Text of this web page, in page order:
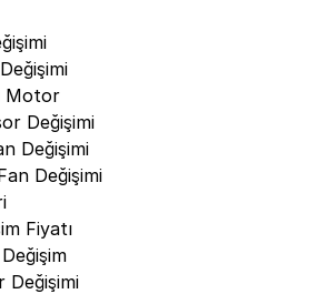
Motor
Değişimi
Değişimi
Değişimi
Fiyatı
Değişimi